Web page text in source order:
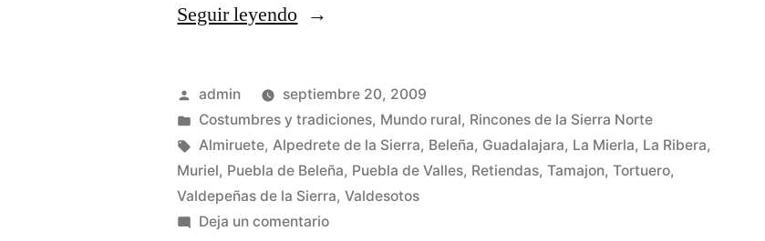
Seguir leyendo«Ermitas
La
Soledad»
Publicado
por
admin
septiembre 20, 2009
Publicado
en
Costumbres y tradiciones, Mundo rural, Rincones de la Sierra Norte
Etiquetas:
Almiruete,Alpedrete de la Sierra, Beleña, Guadalajara, La Mierla, La Ribera,
Muriel, Puebla de Beleña, Puebla de Valles, Retiendas,Tamajon,Tortuero,
Valdepeñas de la Sierra,Valdesotos
Deja un comentarioen